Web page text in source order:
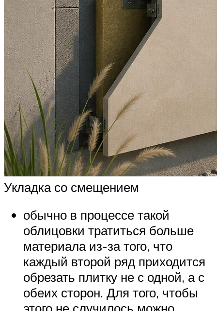
Укладка со смещением
обычно в процессе такой
облицовки тратиться больше
материала из-за того, что
каждый второй ряд приходится
обрезать плитку не с одной, а с
обеих сторон. Для того, чтобы